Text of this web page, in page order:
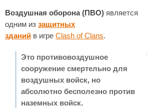
Воздушная оборона (ПВО) является
одним из защитных
зданий в игре Clash of Clans.
Это противовоздушное
сооружение смертельно для
воздушных войск, но
абсолютно бесполезно против
наземных войск.